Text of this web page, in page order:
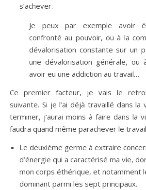
s’achever.
Je peux par exemple avoir
confronté au pouvoir, ou à la
dévalorisation constante sur un
une dévalorisation générale, ou
avoir eu une addiction au travail…
Ce premier facteur, je vais le
suivante. Si je l’ai déjà travaillé dans
terminer, j’aurai moins à faire dans la
faudra quand même parachever le
Le deuxième germe à extraire
d’énergie qui a caractérisé ma vie,
mon corps éthérique, et notamment
dominant parmi les sept principaux.